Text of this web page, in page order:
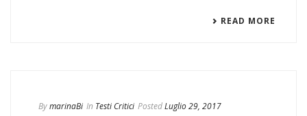
READ MORE
BymarinaBi In Testi Critici PostedLuglio 29, 2017